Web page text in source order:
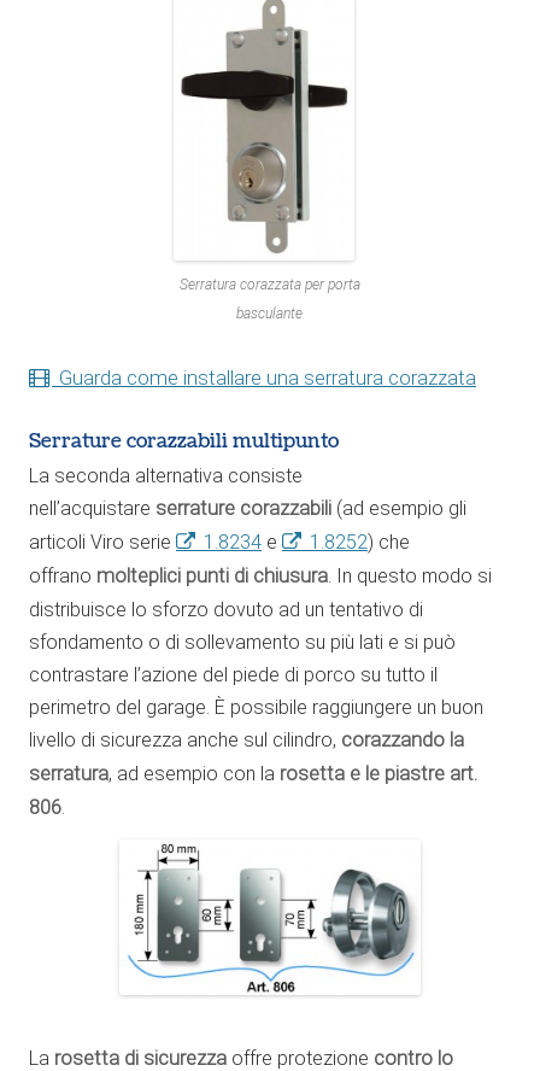
Serratura corazzata per porta
basculante
Guarda come installare una serratura corazzata
Serrature corazzabili multipunto
La seconda alternativa consiste
nell’acquistare serrature corazzabili (ad esempio gli
articoli Viro serie
1.8234 e 1.8252) che
offrano molteplici punti di chiusura. In questo modo si
distribuisce lo sforzo dovuto ad un tentativo di
sfondamento o di sollevamento su più lati e si può
contrastare l’azione del piede di porco su tutto il
perimetro del garage. È possibile raggiungere un buon
livello di sicurezza anche sul cilindro, corazzando la
serratura, ad esempio con la rosetta e le piastre art.
806.
La rosetta di sicurezza offre protezione contro lo